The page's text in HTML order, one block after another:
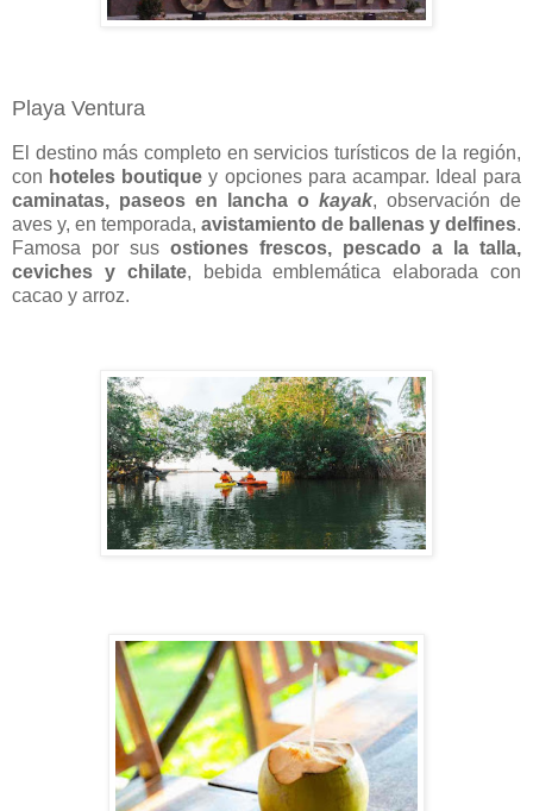
Playa Ventura
El destino más completo en servicios turísticos de la región,
con hoteles boutique y opciones para acampar. Ideal para
caminatas, paseos en lancha o kayak, observación de
aves y, en temporada, avistamiento de ballenas y delfines.
Famosa por sus ostiones frescos, pescado a la talla,
ceviches y chilate, bebida emblemática elaborada con
cacao y arroz.